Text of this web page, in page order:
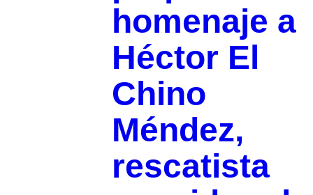
homenaje a
Héctor El
Chino
Méndez,
rescatista